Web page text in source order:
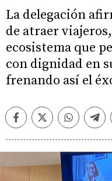
La delegación
de atraer
ecosistema que
con dignidad en
frenando así el
FacebookTwitterWhatsapp